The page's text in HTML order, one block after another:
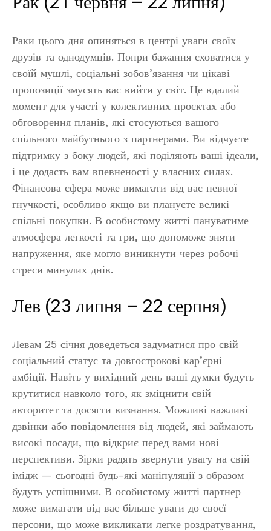
Раки цього дня опиняться в центрі уваги своїх
друзів та однодумців. Попри бажання сховатися у
своїй мушлі, соціальні зобов’язання чи цікаві
пропозиції змусять вас вийти у світ. Це вдалий
момент для участі у колективних проєктах або
обговорення планів, які стосуються вашого
спільного майбутнього з партнерами. Ви відчуєте
підтримку з боку людей, які поділяють ваші ідеали,
і це додасть вам впевненості у власних силах.
Фінансова сфера може вимагати від вас певної
гнучкості, особливо якщо ви плануєте великі
спільні покупки. В особистому житті пануватиме
атмосфера легкості та гри, що допоможе зняти
напруження, яке могло виникнути через робочі
стреси минулих днів.
Лев (23 липня – 22 серпня)
Левам 25 січня доведеться задуматися про свій
соціальний статус та довгострокові кар’єрні
амбіції. Навіть у вихідний день ваші думки будуть
крутитися навколо того, як зміцнити свій
авторитет та досягти визнання. Можливі важливі
дзвінки або повідомлення від людей, які займають
високі посади, що відкриє перед вами нові
перспективи. Зірки радять звернути увагу на свій
імідж — сьогодні будь-які маніпуляції з образом
будуть успішними. В особистому житті партнер
може вимагати від вас більше уваги до своєї
персони, що може викликати легке роздратування,